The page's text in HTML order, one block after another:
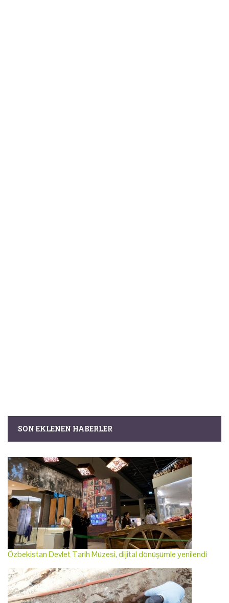
SON EKLENEN HABERLER
Özbekistan Devlet Tarih Müzesi, dijital dönüşümle yenilendi